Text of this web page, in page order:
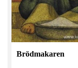
Brödmakaren